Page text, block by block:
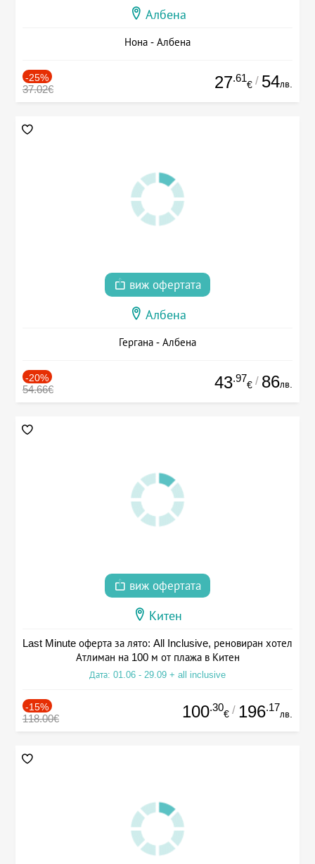
Албена
Нона - Албена
-25%
37.02€ 27.61
€ / 54лв.
виж офертата
Албена
Гергана - Албена
-20%
54.66€ 43.97
€ / 86лв.
виж офертата
Китен
Last Minute оферта за лято: All Inclusive, реновиран хотел
Атлиман на 100 м от плажа в Китен
Дата: 01.06 - 29.09 + all inclusive
-15%
118.00€ 100.30
€ / 196.17
лв.